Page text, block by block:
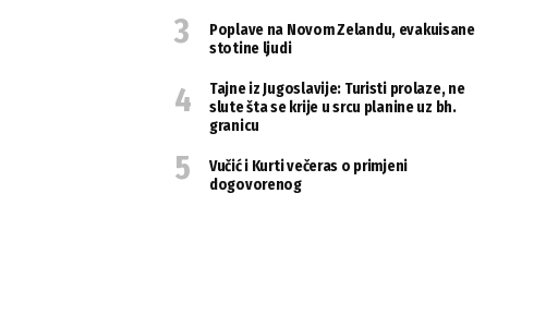
Poplave na Novom Zelandu, evakuisane
stotine ljudi
Tajne iz Jugoslavije: Turisti prolaze, ne
slute šta se krije u srcu planine uz bh.
granicu
Vučić i Kurti večeras o primjeni
dogovorenog